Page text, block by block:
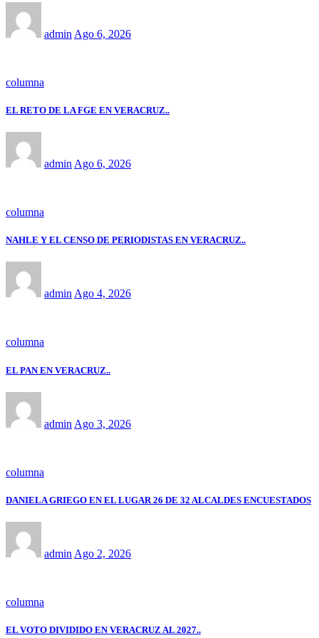
admin Ago 6, 2026
columna
EL RETO DE LA FGE EN VERACRUZ..
admin Ago 6, 2026
columna
NAHLE Y EL CENSO DE PERIODISTAS EN VERACRUZ..
adminAgo 4, 2026
columna
EL PAN EN VERACRUZ..
admin Ago 3, 2026
columna
DANIELA GRIEGO EN EL LUGAR 26 DE 32 ALCALDES ENCUESTADOS
admin Ago 2, 2026
columna
EL VOTO DIVIDIDO EN VERACRUZ AL 2027..